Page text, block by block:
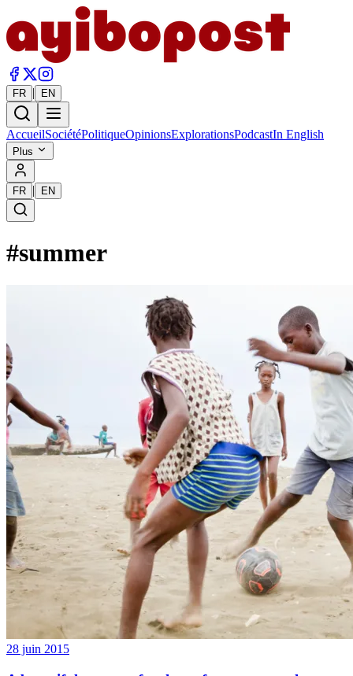
FR | EN
AccueilSociétéPolitiqueOpinionsExplorationsPodcastIn English
Plus
FR | EN
#summer
28 juin 2015